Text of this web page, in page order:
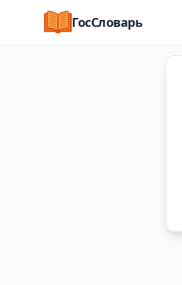
ГосСловарь